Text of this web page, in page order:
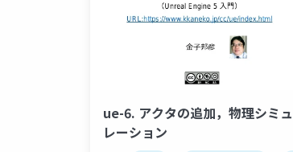
ue-6. アクタの追加，物理シミュ
レーション